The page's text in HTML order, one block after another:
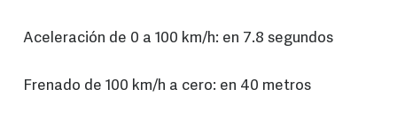
Aceleración de 0 a 100 km/h: en 7.8 segundos
Frenado de 100 km/h a cero: en 40 metros